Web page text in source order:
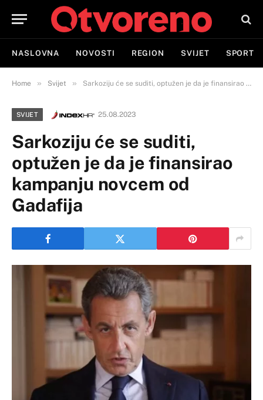
NASLOVNA NOVOSTI REGION SVIJET SPORT
Home » Svijet » Sarkoziju će se suditi, optužen je da je finansirao kampanju novcem od Gadafija
SVIJET 25.08.2023
Sarkoziju će se suditi,
optužen je da je finansirao
kampanju novcem od
Gadafija